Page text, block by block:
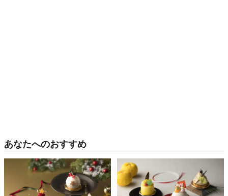
あなたへのおすすめ